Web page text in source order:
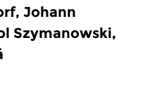
Johann
Szymanowski,